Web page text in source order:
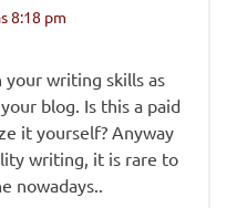
8:18 pm
your writing skills as
blog. Is this a paid
it yourself? Anyway
writing, it is rare to
nowadays..